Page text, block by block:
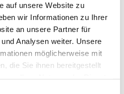
auf unsere Website zu
wir Informationen zu Ihrer
an unsere Partner für
Analysen weiter. Unsere
möglicherweise mit
die Sie ihnen bereitgestellt